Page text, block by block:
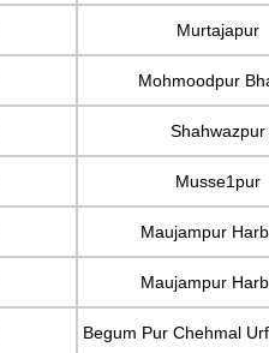
Murtajapur
Mohmoodpur
Shahwazpur
Musse1pur
Maujampur
Maujampur
Begum Pur Chehmal